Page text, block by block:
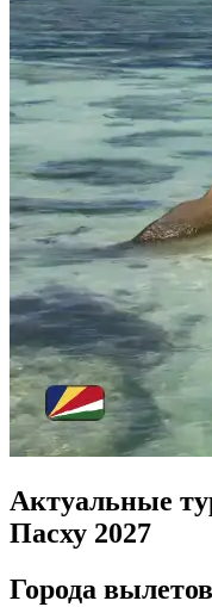
Актуальные
Пасху 2027
Города